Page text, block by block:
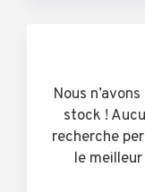
Nous
stock !
recherche
le